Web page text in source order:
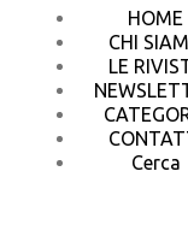
HOME
CHI
LE
Cerca